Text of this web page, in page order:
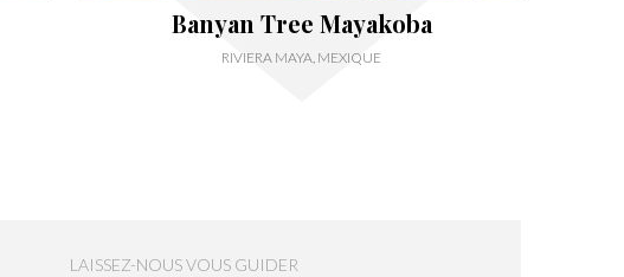
Banyan Tree Mayakoba
RIVIERA MAYA, MEXIQUE
LAISSEZ-NOUS VOUS GUIDER